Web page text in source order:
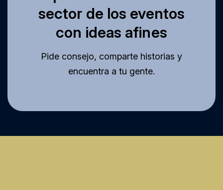
sector de los eventos
con ideas afines
Pide consejo, comparte historias y
encuentra a tu gente.